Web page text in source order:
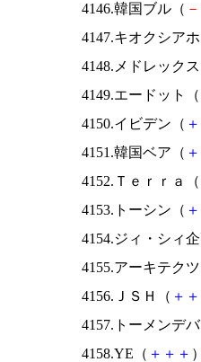
4146.韓国ブル（ －
4147.キオクシア
4148.メドレック
4149.エードット（
4150.イビデン（ ＋
4151.韓国ベア（ ＋
4152.Ｔｅｒｒａ（
4153.トーシン（ ＋
4154.ジィ・シィ
4155.アーキテク
4156.ＪＳＨ（ ＋ ＋
4157.トーメンデ
4158.YE（ ＋ ＋ ＋